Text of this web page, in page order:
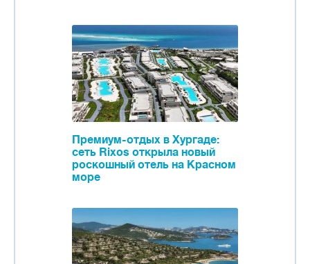
Премиум-отдых в Хургаде:
сеть Rixos открыла новый
роскошный отель на Красном
море